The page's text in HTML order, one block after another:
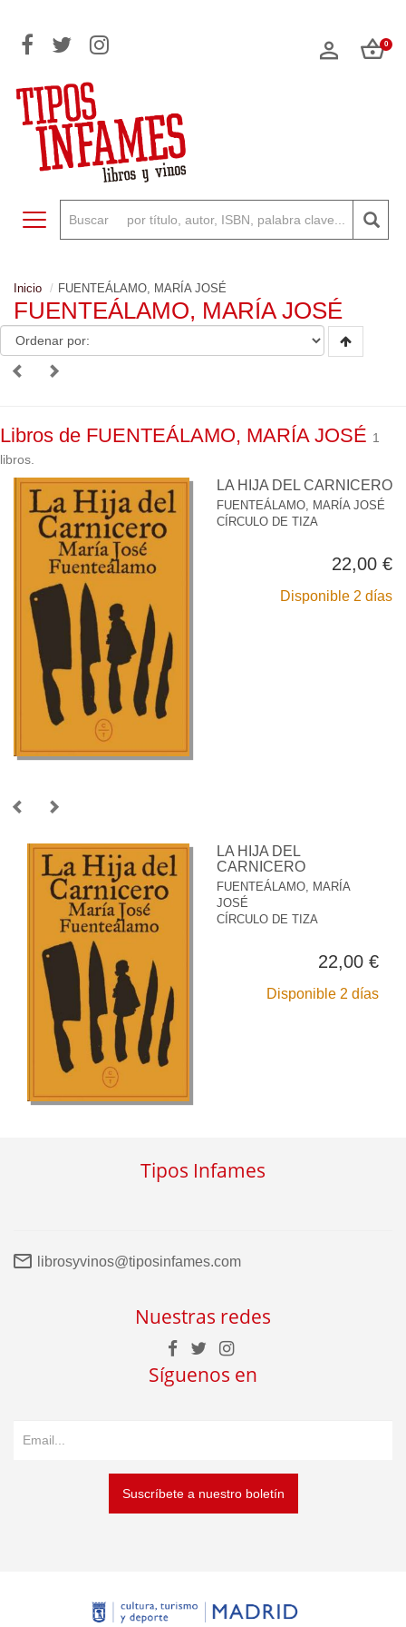
0
Toggle navigation
Inicio FUENTEÁLAMO, MARÍA JOSÉ
FUENTEÁLAMO, MARÍA JOSÉ
Libros de FUENTEÁLAMO, MARÍA JOSÉ 1
libros.
LA HIJA DEL CARNICERO
FUENTEÁLAMO, MARÍA JOSÉ
CÍRCULO DE TIZA
22,00 €
Disponible 2 días
LA HIJA DEL
CARNICERO
FUENTEÁLAMO, MARÍA
JOSÉ
CÍRCULO DE TIZA
22,00 €
Disponible 2 días
Tipos Infames
librosyvinos@tiposinfames.com
Nuestras redes
Síguenos en
Suscríbete a nuestro boletín